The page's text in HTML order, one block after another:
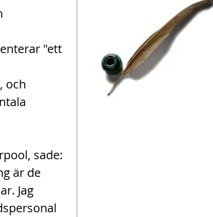
"ett
och
sade:
är de
Jag